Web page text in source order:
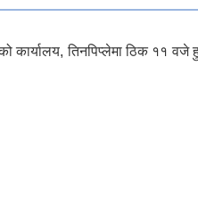
तिनपिप्लेमा ठिक ११ वजे